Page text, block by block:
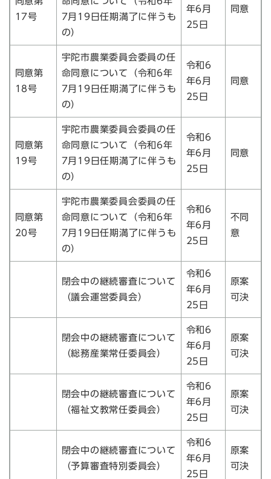
17号
7月19日任期満了に伴うも
の）
年6月
25日
同意
同意第
18号
宇陀市農業委員会委員の任
命同意について（令和6年
7月19日任期満了に伴うも
の）
令和6
年6月
25日
同意
同意第
19号
宇陀市農業委員会委員の任
命同意について（令和6年
7月19日任期満了に伴うも
の）
令和6
年6月
25日
同意
同意第
20号
宇陀市農業委員会委員の任
命同意について（令和6年
7月19日任期満了に伴うも
の）
令和6
年6月
25日
不同
意
閉会中の継続審査について
（議会運営委員会）
令和6
年6月
25日
原案
可決
閉会中の継続審査について
（総務産業常任委員会）
令和6
年6月
25日
原案
可決
閉会中の継続審査について
（福祉文教常任委員会）
令和6
年6月
25日
原案
可決
閉会中の継続審査について
（予算審査特別委員会）
令和6
年6月
25日
原案
可決